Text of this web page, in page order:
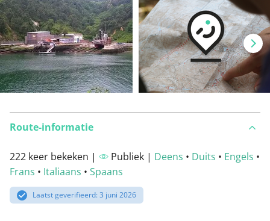
Route-informatie
222 keer bekeken | Publiek | Deens • Duits • Engels •
Frans • Italiaans • Spaans
Laatst geverifieerd: 3 juni 2026